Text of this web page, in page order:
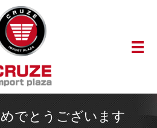
メ
でとうございます